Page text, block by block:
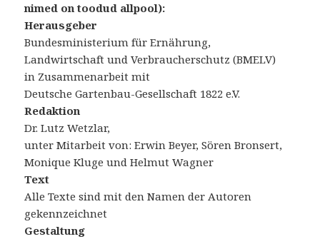
nimed on toodud allpool):
Herausgeber
Bundesministerium für Ernährung,
Landwirtschaft und Verbraucherschutz (BMELV)
in Zusammenarbeit mit
Deutsche Gartenbau-Gesellschaft 1822 e.V.
Redaktion
Dr. Lutz Wetzlar,
unter Mitarbeit von: Erwin Beyer, Sören Bronsert,
Monique Kluge und Helmut Wagner
Text
Alle Texte sind mit den Namen der Autoren
gekennzeichnet
Gestaltung